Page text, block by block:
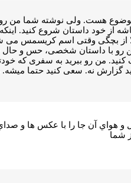
هست. ولی نوشته شما من
از خود داستان شروع کنید.
از بچگی وقتی اسم کریسمس می
با داستان شخصی، حس و حال
من رو ببرید به سفری که
گزارش نه. سعی کنید حتما
و هواي آن جا را با عكس ها و
شما